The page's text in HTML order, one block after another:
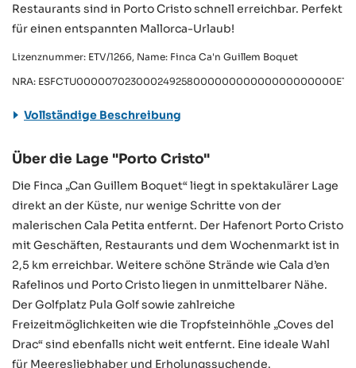
Restaurants sind in Porto Cristo schnell erreichbar. Perfekt
für einen entspannten Mallorca-Urlaub!
Lizenznummer: ETV/1266, Name: Finca Ca'n Guillem Boquet
NRA:
Vollständige Beschreibung
Über die Lage "Porto Cristo"
Die Finca „Can Guillem Boquet“ liegt in spektakulärer Lage
direkt an der Küste, nur wenige Schritte von der
malerischen Cala Petita entfernt. Der Hafenort Porto Cristo
mit Geschäften, Restaurants und dem Wochenmarkt ist in
2,5 km erreichbar. Weitere schöne Strände wie Cala d’en
Rafelinos und Porto Cristo liegen in unmittelbarer Nähe.
Der Golfplatz Pula Golf sowie zahlreiche
Freizeitmöglichkeiten wie die Tropfsteinhöhle „Coves del
Drac“ sind ebenfalls nicht weit entfernt. Eine ideale Wahl
für Meeresliebhaber und Erholungssuchende.